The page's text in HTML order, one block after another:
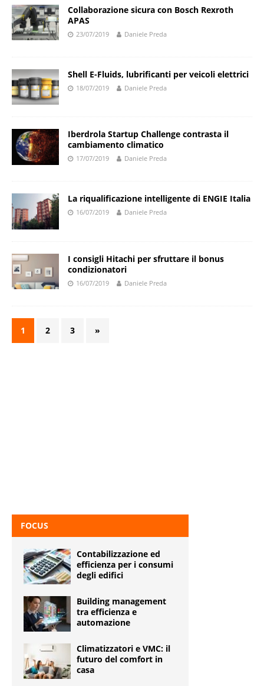
Collaborazione sicura con Bosch Rexroth
APAS
23/07/2019 Daniele Preda
Shell E-Fluids, lubrificanti per veicoli elettrici
18/07/2019 Daniele Preda
Iberdrola Startup Challenge contrasta il
cambiamento climatico
17/07/2019 Daniele Preda
La riqualificazione intelligente di ENGIE Italia
16/07/2019 Daniele Preda
I consigli Hitachi per sfruttare il bonus
condizionatori
16/07/2019 Daniele Preda
1 2 3 »
FOCUS
Contabilizzazione ed
efficienza per i consumi
degli edifici
Building management
tra efficienza e
automazione
Climatizzatori e VMC: il
futuro del comfort in
casa